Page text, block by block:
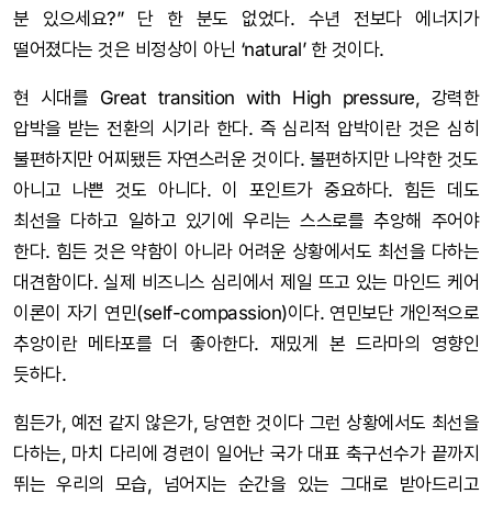
분 있으세요?” 단 한 분도 없었다. 수년 전보다 에너지가
떨어졌다는 것은 비정상이 아닌 ‘natural’ 한 것이다.
현 시대를 Great transition with High pressure, 강력한
압박을 받는 전환의 시기라 한다. 즉 심리적 압박이란 것은 심히
불편하지만 어찌됐든 자연스러운 것이다. 불편하지만 나약한 것도
아니고 나쁜 것도 아니다. 이 포인트가 중요하다. 힘든 데도
최선을 다하고 일하고 있기에 우리는 스스로를 추앙해 주어야
한다. 힘든 것은 약함이 아니라 어려운 상황에서도 최선을 다하는
대견함이다. 실제 비즈니스 심리에서 제일 뜨고 있는 마인드 케어
이론이 자기 연민(self-compassion)이다. 연민보단 개인적으로
추앙이란 메타포를 더 좋아한다. 재밌게 본 드라마의 영향인
듯하다.
힘든가, 예전 같지 않은가, 당연한 것이다 그런 상황에서도 최선을
다하는, 마치 다리에 경련이 일어난 국가 대표 축구선수가 끝까지
뛰는 우리의 모습, 넘어지는 순간을 있는 그대로 받아드리고